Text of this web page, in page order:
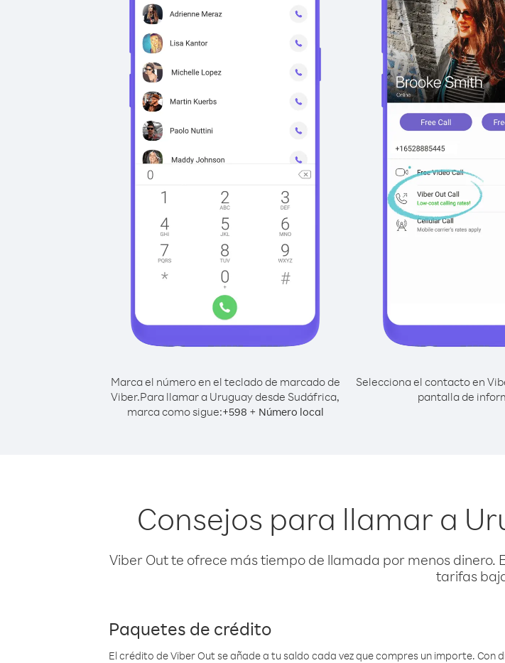
Marca el número en el teclado de marcado de
Viber.Para llamar a Uruguay desde Sudáfrica,
marca como sigue:+598 + Número local
Selecciona el contacto en
pantalla de
Consejos para llamar a
Viber Out te ofrece más tiempo de llamada por menos dinero.
tarifas
Paquetes de crédito
El crédito de Viber Out se añade a tu saldo cada vez que compres un importe.